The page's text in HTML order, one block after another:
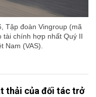
Tập đoàn Vingroup (mã
tài chính hợp nhất Quý II
Nam (VAS).
thải của đối tác trở